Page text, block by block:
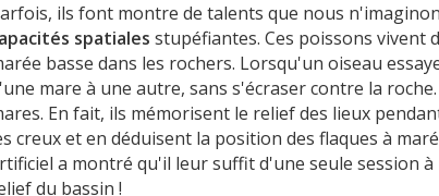
ils font montre de talents que nous
spatiales stupéfiantes. Ces poissons vivent
basse dans les rochers. Lorsqu'un oiseau
mare à une autre, sans s'écraser contre la
En fait, ils mémorisent le relief des lieux
creux et en déduisent la position des flaques à
a montré qu'il leur suffit d'une seule session
du bassin !